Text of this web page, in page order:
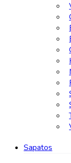
Sapatos